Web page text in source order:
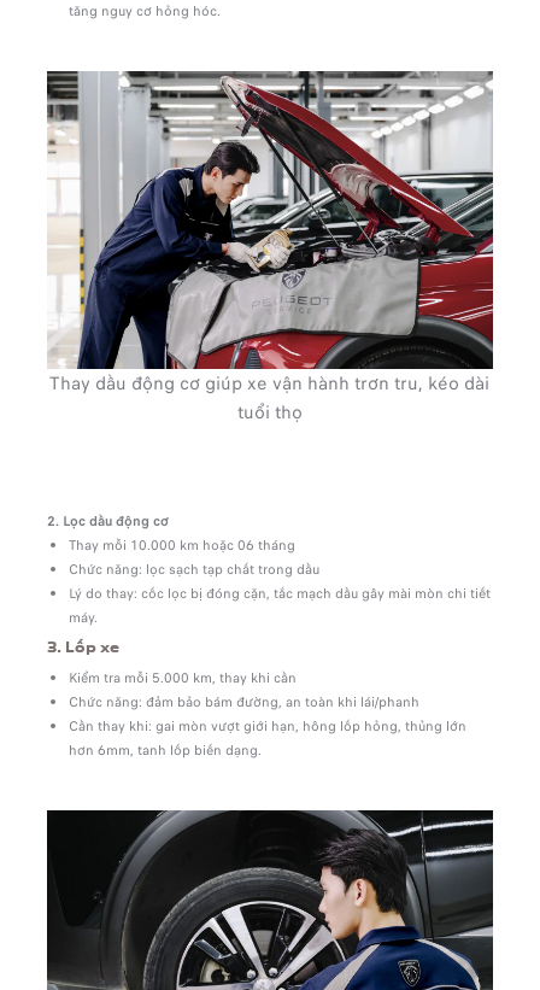
tăng nguy cơ hỏng hóc.
Thay dầu động cơ giúp xe vận hành trơn tru, kéo dài
tuổi thọ
2. Lọc dầu động cơ
Thay mỗi 10.000 km hoặc 06 tháng
Chức năng: lọc sạch tạp chất trong dầu
Lý do thay: cốc lọc bị đóng cặn, tắc mạch dầu gây mài mòn chi tiết
máy.
3. Lốp xe
Kiểm tra mỗi 5.000 km, thay khi cần
Chức năng: đảm bảo bám đường, an toàn khi lái/phanh
Cần thay khi: gai mòn vượt giới hạn, hông lốp hỏng, thủng lớn
hơn 6mm, tanh lốp biến dạng.